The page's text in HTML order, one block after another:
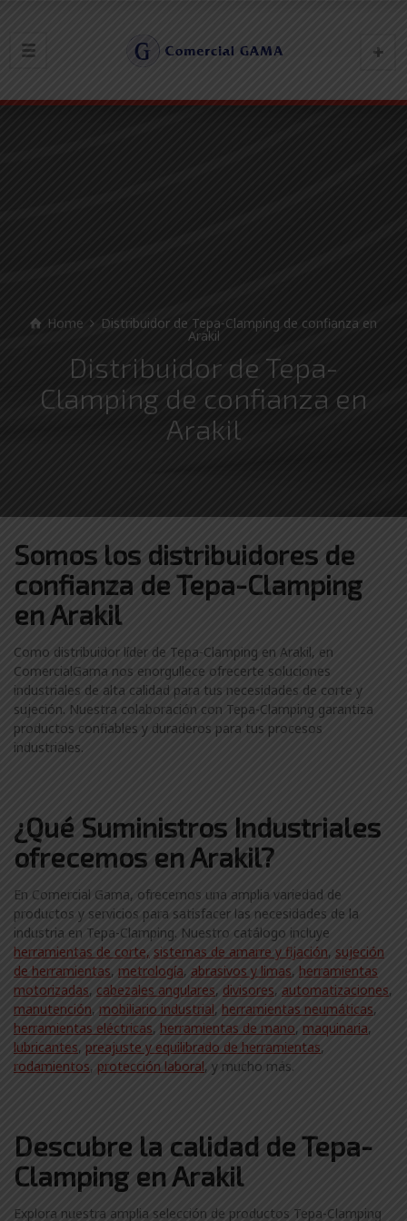
Home Distribuidor de Tepa-Clamping de confianza en
Arakil
Distribuidor de Tepa-
Clamping de confianza en
Arakil
Somos los distribuidores de
confianza deTepa-Clamping
en Arakil
Como distribuidor líder de Tepa-Clamping en Arakil, en
ComercialGama nos enorgullece ofrecerte soluciones
industriales de alta calidad para tus necesidades de corte y
sujeción. Nuestra colaboración con Tepa-Clamping garantiza
productos confiables y duraderos para tus procesos
industriales.
¿Qué Suministros Industriales
ofrecemos en Arakil?
En Comercial Gama, ofrecemos una amplia variedad de
productos y servicios para satisfacer las necesidades de la
industria en Tepa-Clamping. Nuestro catálogo incluye
herramientas de corte, sistemas de amarre y fijación, sujeción
de herramientas, metrología, abrasivos y limas, herramientas
motorizadas, cabezales angulares, divisores, automatizaciones,
manutención, mobiliario industrial, herramientas neumáticas,
herramientas eléctricas, herramientas de mano, maquinaria,
lubricantes, preajuste y equilibrado de herramientas,
rodamientos, protección laboral, y mucho más.
Descubre la calidad de Tepa-
Clamping en Arakil
Explora nuestra amplia selección de productos Tepa-Clamping